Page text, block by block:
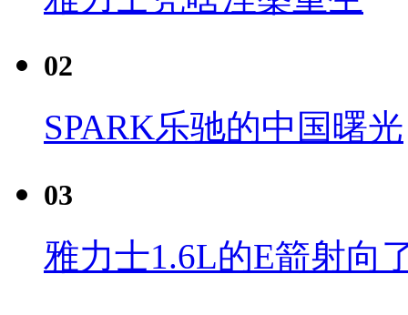
02
SPARK乐驰的中国曙光
03
雅力士1.6L的E箭射向